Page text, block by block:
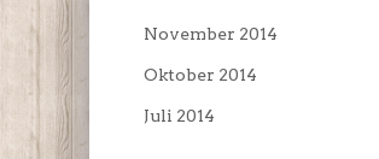
November 2014
Oktober 2014
Juli 2014